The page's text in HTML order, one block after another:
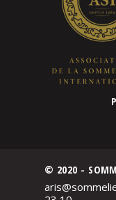
© 2020 -